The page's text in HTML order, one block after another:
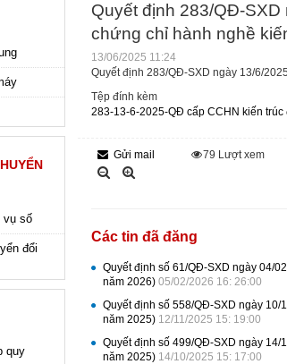
vụ số
đổi
quy
Quyết định 283/QĐ-
chứng chỉ hành nghề
13/06/2025 11:24
Quyết định 283/QĐ-SXD ngày 13/6/
Tệp đính kèm
283-13-6-2025-QĐ cấp CCHN kiến
Gửi mail 79 Lượt xem
Các tin đã đăng
Quyết định số 61/QĐ-SXD ngày 04/
năm 2026)05/02/2026 16: 26:00
Quyết định số 558/QĐ-SXD ngày
năm 2025) 12/11/2025 15: 19:00
Quyết định số 499/QĐ-SXD ngày
năm 2025) 14/10/2025 15: 17:00